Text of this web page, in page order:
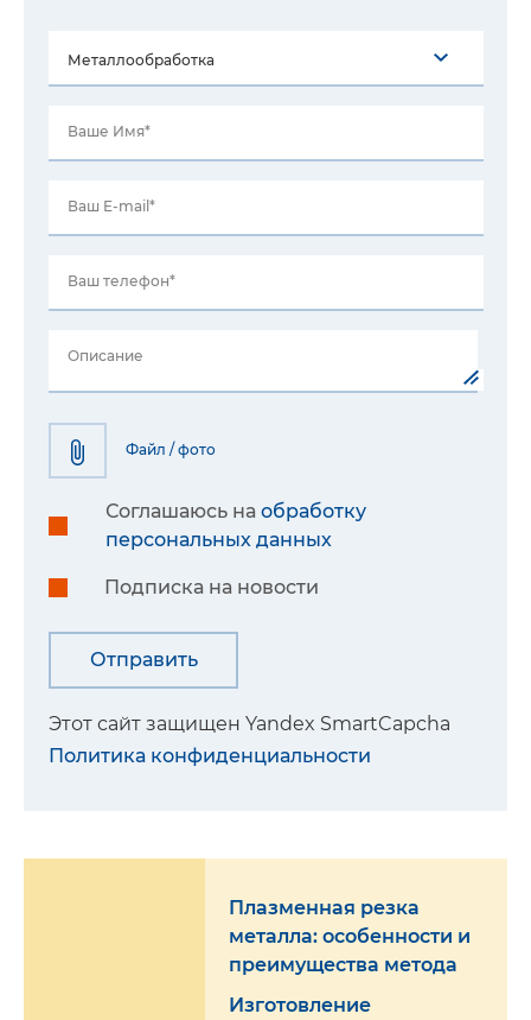
Ваше Имя*
Ваш E-mail*
Ваш телефон*
Описание
Файл / фото
Соглашаюсь на обработку
персональных данных
Подписка на новости
Этот сайт защищен Yandex SmartCapcha
Политика конфиденциальности
Плазменная резка
металла: особенности и
преимущества метода
Изготовление